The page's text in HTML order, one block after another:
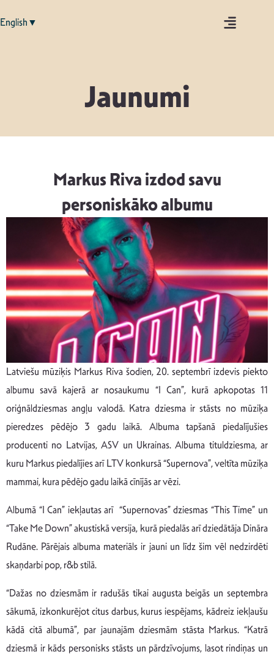
English▼
Jaunumi
Markus Riva izdod savu
personiskāko albumu
Latviešu mūziķis Markus Riva šodien, 20. septembrī izdevis piekto
albumu savā kajerā ar nosaukumu “I Can”, kurā apkopotas 11
oriģnāldziesmas angļu valodā. Katra dziesma ir stāsts no mūziķa
pieredzes pēdējo 3 gadu laikā. Albuma tapšanā piedalījušies
producenti no Latvijas, ASV un Ukrainas. Albuma tituldziesma, ar
kuru Markus piedalījies arī LTV konkursā “Supernova”, veltīta mūziķa
mammai, kura pēdējo gadu laikā cīnījās ar vēzi.
Albumā “I Can” iekļautas arī “Supernovas” dziesmas “This Time” un
“Take Me Down” akustiskā versija, kurā piedalās arī dziedātāja Dināra
Rudāne. Pārējais albuma materiāls ir jauni un līdz šim vēl nedzirdēti
skaņdarbi pop, r&b stilā.
“Dažas no dziesmām ir radušās tikai augusta beigās un septembra
sākumā, izkonkurējot citus darbus, kurus iespējams, kādreiz iekļaušu
kādā citā albumā”, par jaunajām dziesmām stāsta Markus. “Katrā
dziesmā ir kāds personisks stāsts un pārdzīvojums, lasot rindiņas un